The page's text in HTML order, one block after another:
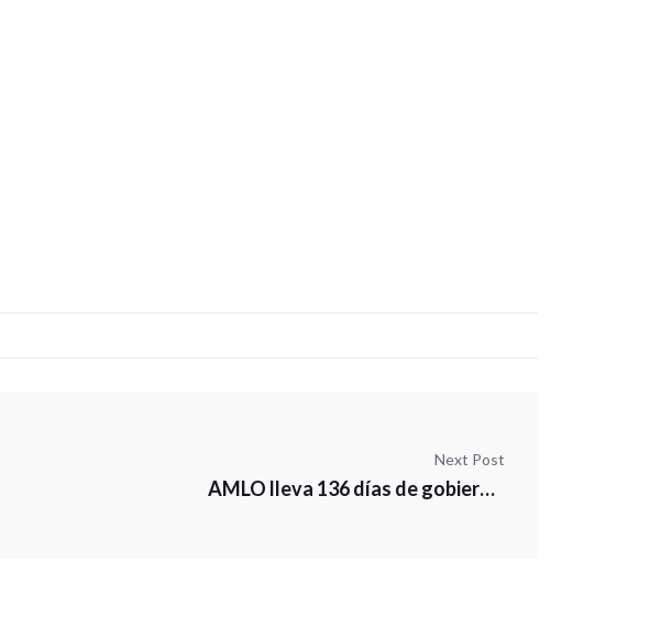
Next Post
AMLO lleva 136 días de gobierno y 93 conferencias mañaneras